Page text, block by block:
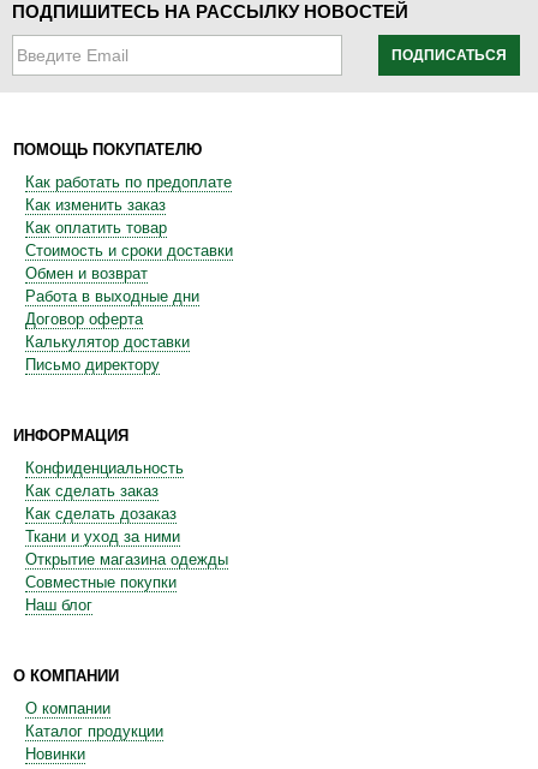
ПОДПИШИТЕСЬ НА РАССЫЛКУ НОВОСТЕЙ
ПОДПИСАТЬСЯ
ПОМОЩЬ ПОКУПАТЕЛЮ
Как работать по предоплате
Как изменить заказ
Как оплатить товар
Стоимость и сроки доставки
Обмен и возврат
Работа в выходные дни
Договор оферта
Калькулятор доставки
Письмо директору
ИНФОРМАЦИЯ
Конфиденциальность
Как сделать заказ
Как сделать дозаказ
Ткани и уход за ними
Открытие магазина одежды
Совместные покупки
Наш блог
О КОМПАНИИ
О компании
Каталог продукции
Новинки